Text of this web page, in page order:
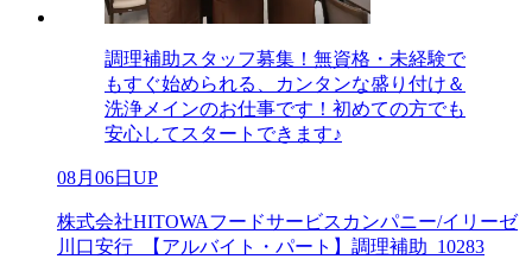
調理補助スタッフ募集！無資格・未経験で
もすぐ始められる、カンタンな盛り付け＆
洗浄メインのお仕事です！初めての方でも
安心してスタートできます♪
08月06日UP
株式会社HITOWAフードサービスカンパニー/イリーゼ
川口安行_【アルバイト・パート】調理補助_10283